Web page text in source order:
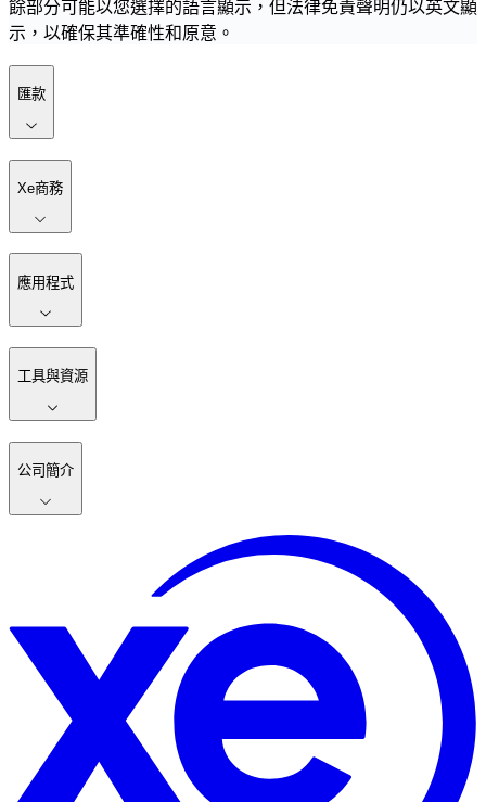
餘部分可能以您選擇的語言顯示，但法律免責聲明仍以英文顯
示，以確保其準確性和原意。
匯款
Xe商務
應用程式
工具與資源
公司簡介